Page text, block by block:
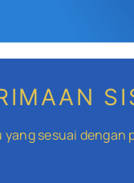
sesuai